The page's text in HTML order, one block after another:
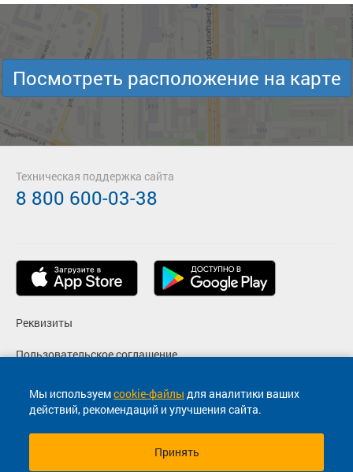
Мы используемcookie-файлы для аналитики ваших
действий, рекомендаций и улучшения сайта.
Принять
Посмотреть расположение на карте
Реквизиты
Пользовательское соглашение
Политика конфиденциальности
Согласие на маркетинговые сообщения
Техническая поддержка сайта
8 800 600-03-38
© 2013-2026, ООО "Капитал"- Онлайн сервис продажи